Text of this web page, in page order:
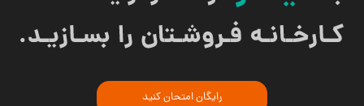
رایگان امتحان کنید